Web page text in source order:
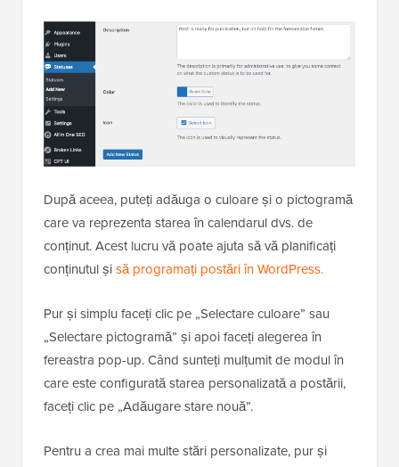
După aceea, puteți adăuga o culoare și o pictogramă
care va reprezenta starea în calendarul dvs. de
conținut. Acest lucru vă poate ajuta să vă planificați
conținutul șisă programați postări în WordPress.
Pur și simplu faceți clic pe „Selectare culoare” sau
„Selectare pictogramă” și apoi faceți alegerea în
fereastra pop-up. Când sunteți mulțumit de modul în
care este configurată starea personalizată a postării,
faceți clic pe „Adăugare stare nouă”.
Pentru a crea mai multe stări personalizate, pur și